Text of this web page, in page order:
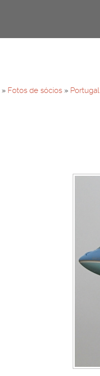
» Fotos de sócios » Portugal